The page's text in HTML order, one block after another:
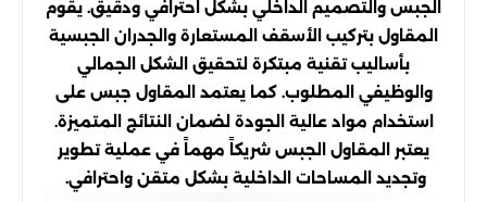
الجبس والتصميم الداخلي بشكل احترافي ودقيق. يقوم
المقاول بتركيب الأسقف المستعارة والجدران الجبسية
بأساليب تقنية مبتكرة لتحقيق الشكل الجمالي
والوظيفي المطلوب. كما يعتمد المقاول جبس على
استخدام مواد عالية الجودة لضمان النتائج المتميزة.
يعتبر المقاول الجبس شريكاً مهماً في عملية تطوير
وتجديد المساحات الداخلية بشكل متقن واحترافي.